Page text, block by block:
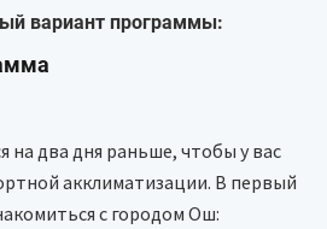
вариант программы:
на два дня раньше, чтобы у вас
акклиматизации. В первый
с городом Ош: